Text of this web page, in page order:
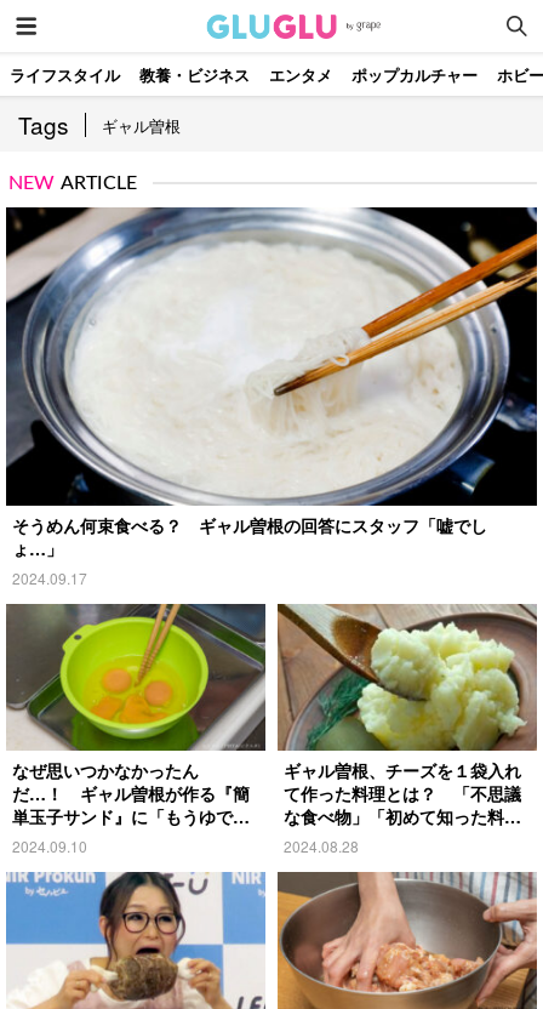
ライフスタイル 教養・ビジネス エンタメ ポップカルチャー ホビー
Tags ギャル曽根
NEW ARTICLE
そうめん何束食べる？ ギャル曽根の回答にスタッフ「嘘でし
ょ…」
2024.09.17
なぜ思いつかなかったん
だ…！ ギャル曽根が作る『簡
単玉子サンド』に「もうゆで卵
作らんでいい！」
2024.09.10
ギャル曽根、チーズを１袋入れ
て作った料理とは？ 「不思議
な食べ物」「初めて知った料
理」の声
2024.08.28